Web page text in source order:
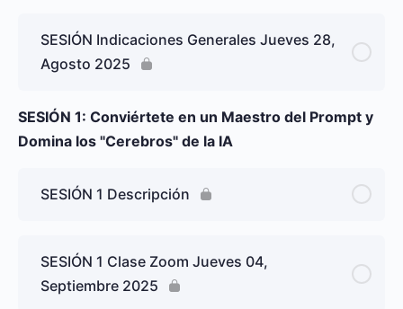
SESIÓN Indicaciones Generales Jueves 28,
Agosto 2025
SESIÓN 1: Conviértete en un Maestro del Prompt y
Domina los "Cerebros" de la IA
SESIÓN 1 Descripción
SESIÓN 1 Clase Zoom Jueves 04,
Septiembre 2025